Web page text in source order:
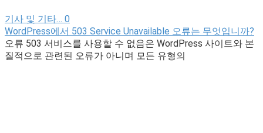
기사 및 기타… 0
WordPress에서 503 Service Unavailable 오류는 무엇입니까?
오류 503 서비스를 사용할 수 없음은 WordPress 사이트와 본
질적으로 관련된 오류가 아니며 모든 유형의